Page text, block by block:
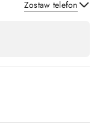
Zostaw telefon